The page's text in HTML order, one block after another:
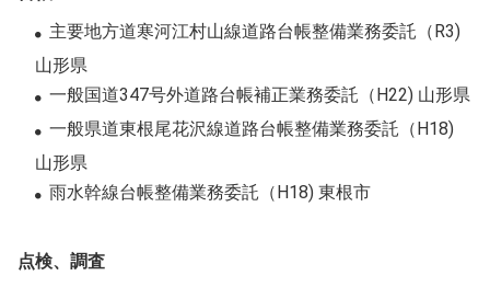
主要地方道寒河江村山線道路台帳整備業務委託（R3)
山形県
一般国道347号外道路台帳補正業務委託（H22) 山形県
一般県道東根尾花沢線道路台帳整備業務委託（H18)
山形県
雨水幹線台帳整備業務委託（H18) 東根市
点検、調査